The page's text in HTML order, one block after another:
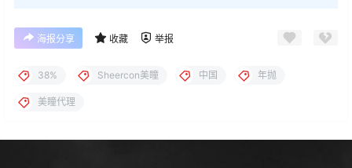
海报分享 收藏 举报
38% Sheercon美瞳 中国 年抛
美瞳代理